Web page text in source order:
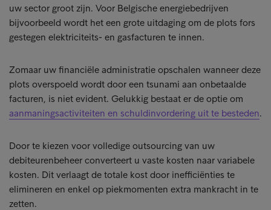
uw sector groot zijn. Voor Belgische energiebedrijven
bijvoorbeeld wordt het een grote uitdaging om de plots fors
gestegen elektriciteits- en gasfacturen te innen.
Zomaar uw financiële administratie opschalen wanneer deze
plots overspoeld wordt door een tsunami aan onbetaalde
facturen, is niet evident. Gelukkig bestaat er de optie om
aanmaningsactiviteiten en schuldinvordering uit te besteden.
Door te kiezen voor volledige outsourcing van uw
debiteurenbeheer converteert u vaste kosten naar variabele
kosten. Dit verlaagt de totale kost door inefficiënties te
elimineren en enkel op piekmomenten extra mankracht in te
zetten.